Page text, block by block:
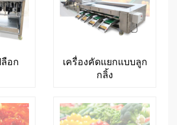
ลือก
เครื่องคัดแยกแบบลูก
กลิ้ง